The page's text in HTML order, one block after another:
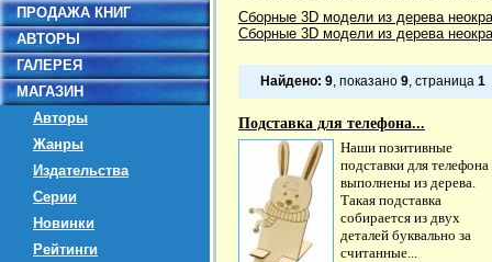
ПРОДАЖА КНИГ
АВТОРЫ
ГАЛЕРЕЯ
МАГАЗИН
Авторы
Жанры
Издательства
Серии
Новинки
Рейтинги
Сборные 3D модели из дерева
Сборные 3D модели из дерева
Найдено: 9, показано 9, страница 1
Подставка для телефона...
Наши позитивные
подставки для телефона
выполнены из дерева.
Такая подставка
собирается из двух
деталей буквально за
считанные...